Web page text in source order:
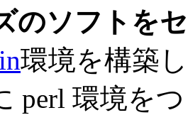
のソフトを
環境を構築
perl 環境を